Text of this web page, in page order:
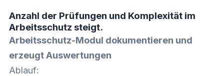
Anzahl der Prüfungen und Komplexität im
Arbeitsschutz steigt.
Arbeitsschutz-Modul dokumentieren und
erzeugt Auswertungen
Ablauf: